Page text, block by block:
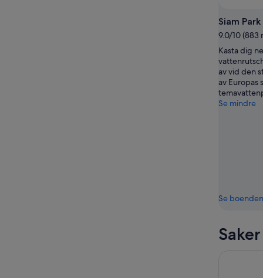
Siam Park
9.0/10 (883
Kasta dig
av vid den
av Europas
Se mindre
Se boenden